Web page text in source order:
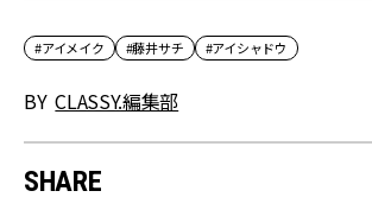
#アイメイク #藤井サチ #アイシャドウ
BY CLASSY.編集部
SHARE